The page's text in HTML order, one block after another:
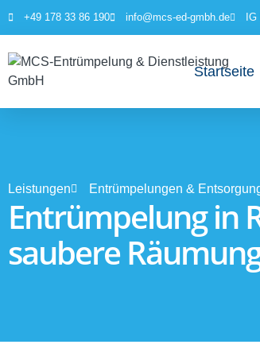
springen
+49 178 33 86 190 info@mcs-ed-gmbh.de
Startseite
Leistungen Entrümpelungen &
Entrümpelung in
saubere